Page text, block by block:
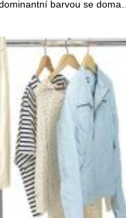
barvou se doma…